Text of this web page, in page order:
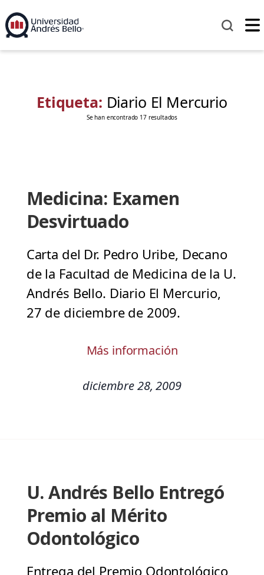
Etiqueta: Diario El Mercurio
Se han encontrado 17 resultados
Medicina: Examen
Desvirtuado
Carta del Dr. Pedro Uribe, Decano
de la Facultad de Medicina de la U.
Andrés Bello. Diario El Mercurio,
27 de diciembre de 2009.
Más información
diciembre 28, 2009
U. Andrés Bello Entregó
Premio al Mérito
Odontológico
Entrega del Premio Odontológico